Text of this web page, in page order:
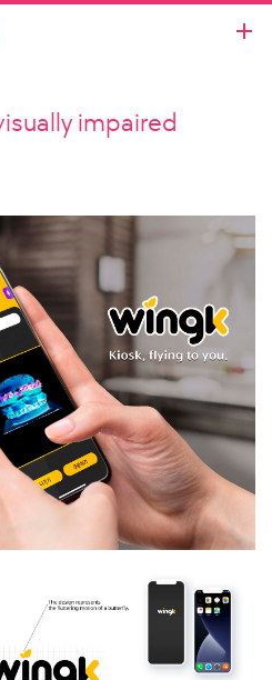
impaired